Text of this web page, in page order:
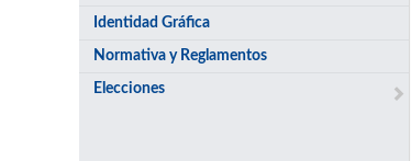
Identidad Gráfica
Normativa y Reglamentos
Elecciones